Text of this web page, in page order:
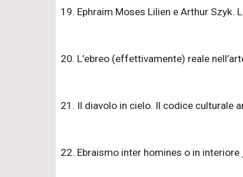
19. Ephraim Moses Lilien e Arthur
20. L’ebreo (effettivamente) reale
21. Il diavolo in cielo. Il codice culturale
22. Ebraismo inter homines o in